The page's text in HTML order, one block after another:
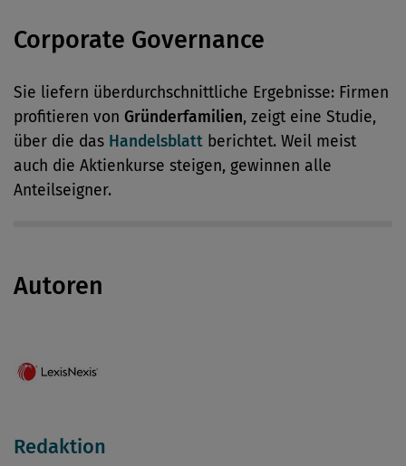
Corporate Governance
Sie liefern überdurchschnittliche Ergebnisse: Firmen
profitieren von Gründerfamilien, zeigt eine Studie,
über die das Handelsblatt berichtet. Weil meist
auch die Aktienkurse steigen, gewinnen alle
Anteilseigner.
Autoren
Redaktion